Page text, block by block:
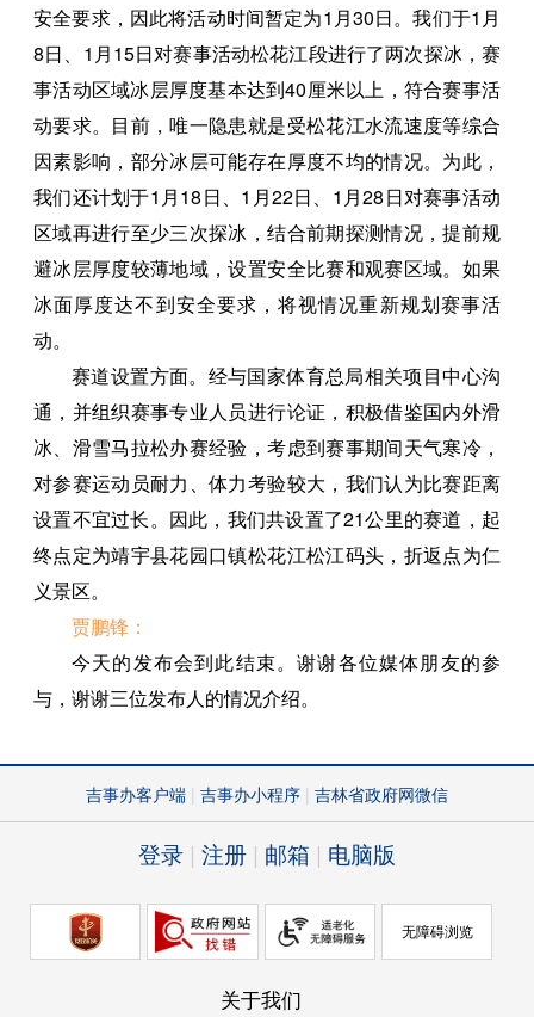
安全要求，因此将活动时间暂定为1月30日。我们于1月
8日、1月15日对赛事活动松花江段进行了两次探冰，赛
事活动区域冰层厚度基本达到40厘米以上，符合赛事活
动要求。目前，唯一隐患就是受松花江水流速度等综合
因素影响，部分冰层可能存在厚度不均的情况。为此，
我们还计划于1月18日、1月22日、1月28日对赛事活动
区域再进行至少三次探冰，结合前期探测情况，提前规
避冰层厚度较薄地域，设置安全比赛和观赛区域。如果
冰面厚度达不到安全要求，将视情况重新规划赛事活
动。
赛道设置方面。经与国家体育总局相关项目中心沟
通，并组织赛事专业人员进行论证，积极借鉴国内外滑
冰、滑雪马拉松办赛经验，考虑到赛事期间天气寒冷，
对参赛运动员耐力、体力考验较大，我们认为比赛距离
设置不宜过长。因此，我们共设置了21公里的赛道，起
终点定为靖宇县花园口镇松花江松江码头，折返点为仁
义景区。
贾鹏锋：
今天的发布会到此结束。谢谢各位媒体朋友的参
与，谢谢三位发布人的情况介绍。